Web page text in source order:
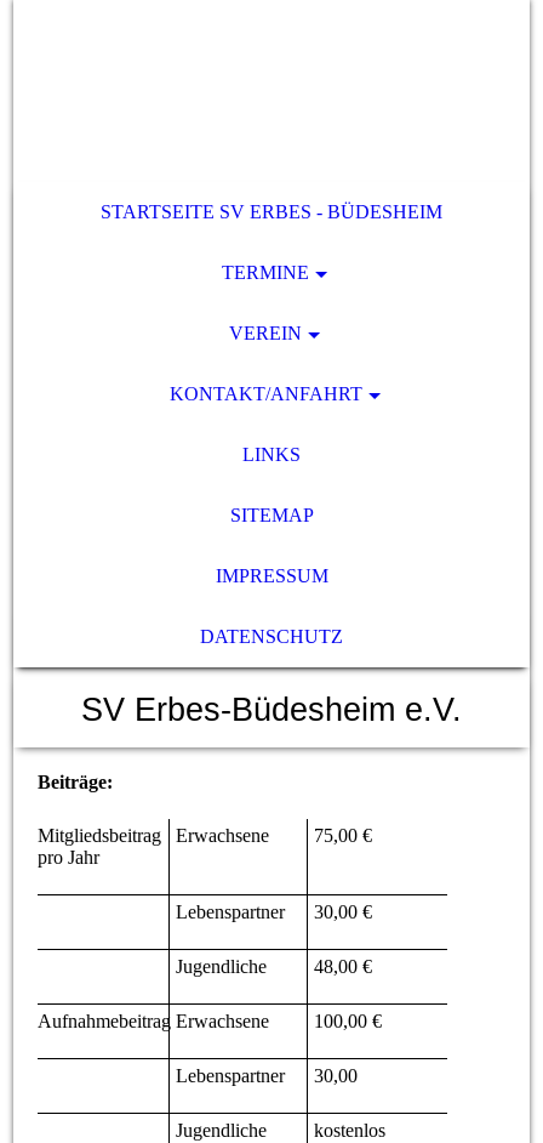
STARTSEITE SV ERBES - BÜDESHEIM
TERMINE
VEREIN
KONTAKT/ANFAHRT
LINKS
SITEMAP
IMPRESSUM
DATENSCHUTZ
SV Erbes-Büdesheim e.V.
Beiträge:
Mitgliedsbeitrag
pro Jahr
Erwachsene 75,00 €
Lebenspartner 30,00 €
Jugendliche 48,00 €
Aufnahmebeitrag Erwachsene 100,00 €
Lebenspartner 30,00
Jugendliche kostenlos